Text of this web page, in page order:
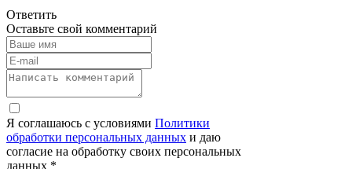
Ответить
Оставьте свой комментарий
Я соглашаюсь с условиями Политики
обработки персональных данных и даю
согласие на обработку своих персональных
данных *